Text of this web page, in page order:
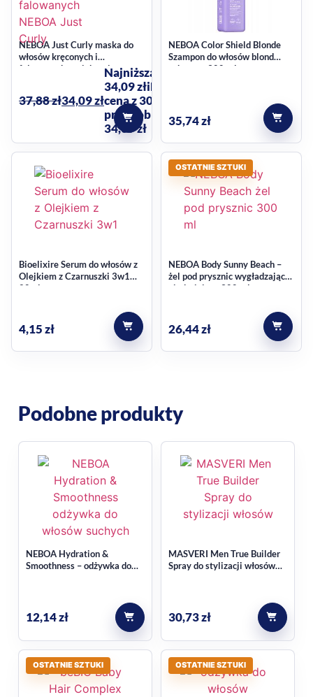
NEBOA Just Curly maska do
włosów kręconych i
falowanych, zmiękczająca,
odżywienie i sprężystość 300
37,88zł34,09zł
Najniższa cena:
34,09złiNajniższa
cena z 30 dni
przed obniżką:
34,09 zł
NEBOA Color Shield Blonde
Szampon do włosów blond
ochronny 300 ml
35,74zł
Bioelixire Serum do włosów z
Olejkiem z Czarnuszki 3w1
20ml
4,15zł
OSTATNIE SZTUKI
NEBOA Body Sunny Beach –
żel pod prysznic wygładzająco-
ujędrniający 300 ml
26,44zł
Podobne produkty
NEBOA Hydration &
Smoothness – odżywka do
12,14zł
MASVERI Men True Builder
Spray do stylizacji włosów
30,73zł
OSTATNIE SZTUKI OSTATNIE SZTUKI